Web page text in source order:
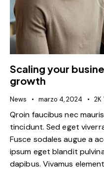
Scaling your
growth
News marzo 4, 2024 2K
Qroin faucibus nec
tincidunt. Sed eget
Fusce sodales augue a
ipsum eget blandit
dapibus. Vivamus